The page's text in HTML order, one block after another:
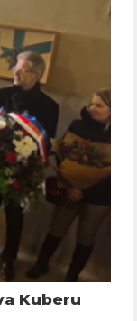
Kuberu